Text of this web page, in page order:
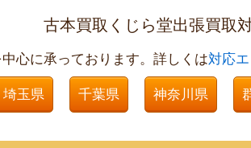
古本買取くじら堂出張買取
心に承っております。詳しくは対応
埼玉県 千葉県 神奈川県